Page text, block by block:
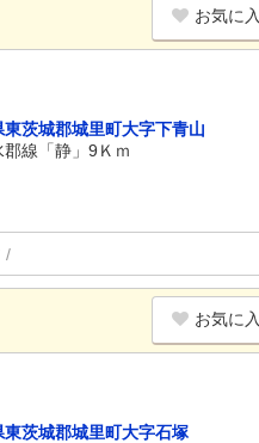
お気に
東茨城郡城里町大字下青山
郡線「静」9Ｋｍ
お気に
東茨城郡城里町大字石塚